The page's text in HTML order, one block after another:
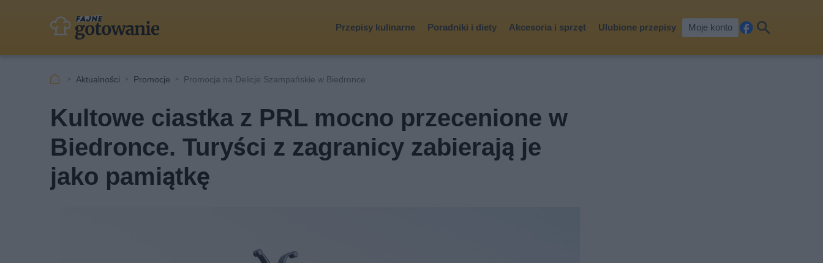
Przepisy kulinarne Poradniki i diety Akcesoria i sprzęt Ulubione przepisy Moje konto
cebkaj
Aktualności Promocje Promocja na Delicje Szampańskie w Biedronce
Kultowe ciastka z PRL mocno przecenione w
Biedronce. Turyści z zagranicy zabierają je
jako pamiątkę